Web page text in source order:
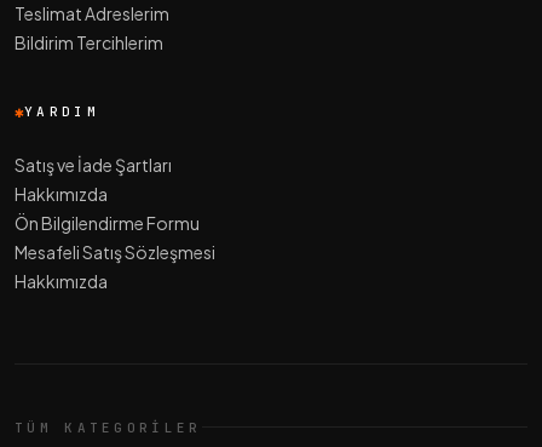
Teslimat Adreslerim
Bildirim Tercihlerim
YARDIM
Satış ve İade Şartları
Hakkımızda
Ön Bilgilendirme Formu
Mesafeli Satış Sözleşmesi
Hakkımızda
TÜM KATEGORILER